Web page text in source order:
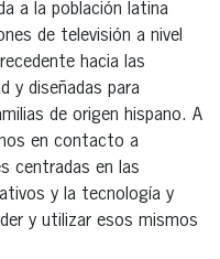
a la población latina
de televisión a nivel
hacia las
y diseñadas para
de origen hispano. A
en contacto a
centradas en las
y la tecnología y
y utilizar esos mismos